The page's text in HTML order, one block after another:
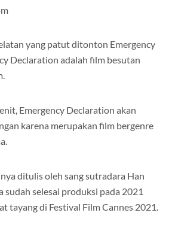
yang patut ditonton Emergency
Declaration adalah film besutan
Emergency Declaration akan
karena merupakan film bergenre
ditulis oleh sang sutradara Han
sudah selesai produksi pada 2021
tayang di Festival Film Cannes 2021.